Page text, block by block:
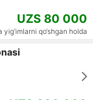
UZS 80 000
yig‘imlarni qo‘shgan holda